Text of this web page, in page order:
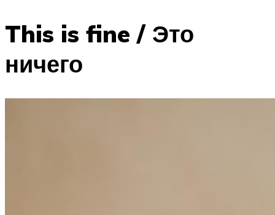
This is fine / Это
ничего